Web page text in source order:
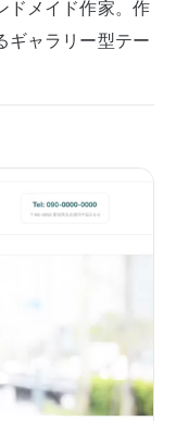
ドメイド作家。作
ギャラリー型テー